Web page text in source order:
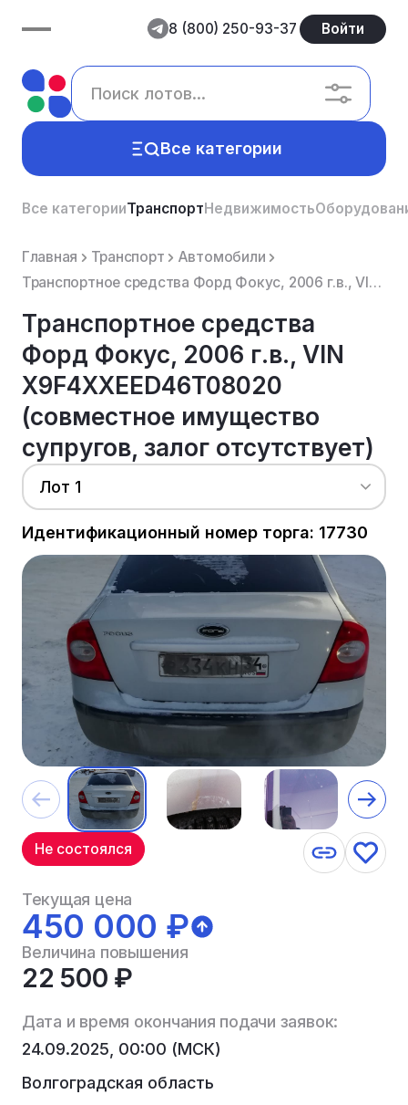
8 (800) 250-93-37 Войти
Все категории
Все категорииТранспортНедвижимость
Главная Транспорт
Автомобили
Транспортное средства Форд Фокус, 2006 г.в., VIN X9F4XXEED46T08020 (совместное имущество супругов, з...
Транспортное средства
Форд Фокус, 2006 г.в., VIN
X9F4XXEED46T08020
(совместное имущество
супругов, залог отсутствует)
Лот 1
Идентификационный номер торга: 17730
Не состоялся
Текущая цена
450 000 ₽
Величина повышения
22 500 ₽
Дата и время окончания подачи заявок:
24.09.2025, 00:00 (МСК)
Волгоградская область